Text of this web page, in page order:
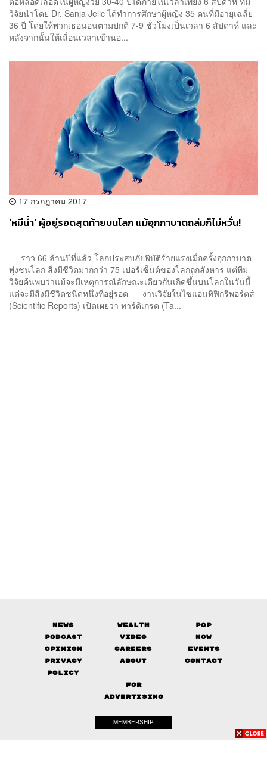
วิจัยนำโดย Dr. Sanja Jelic ได้ทำการศึกษาผู้หญิง 35 คนที่มีอายุเฉลี่ย
36 ปี โดยให้พวกเธอนอนตามปกติ 7-9 ชั่วโมงเป็นเวลา 6 สัปดาห์ และ
หลังจากนั้นให้เลื่อนเวลาเข้านอ...
17 กรกฎาคม 2017
‘หมีน้ำ’ ผู้อยู่รอดสุดท้ายบนโลก แม้อุกกาบาตถล่มก็ไม่หวั่น!
ราว 66 ล้านปีที่แล้ว โลกประสบภัยพิบัติร้ายแรงเมื่อครั้งอุกกาบาต
พุ่งชนโลก สิ่งมีชีวิตมากกว่า 75 เปอร์เซ็นต์ของโลกถูกสังหาร แต่ทีม
วิจัยค้นพบว่าแม้จะมีเหตุการณ์ลักษณะเดียวกันเกิดขึ้นบนโลกในวันนี้
แต่จะมีสิ่งมีชีวิตชนิดหนึ่งที่อยู่รอด งานวิจัยในไซแอนทิฟิกรีพอร์ตส์
(Scientific Reports) เปิดเผยว่า ทาร์ดิเกรด (Ta...
News Wealth
Pop
Podcast
Video
Now
Opinion
Careers
Events
Privacy
Policy
About Contact
FOR
ADVERTISING
MEMBERSHIP